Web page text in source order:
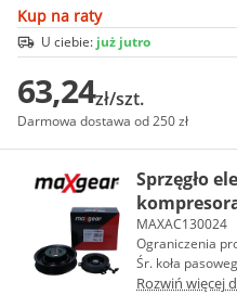
Kup na raty
U ciebie: już jutro
63,24zł/szt.
Darmowa dostawa od 250 zł
Sprzęgło
MAXAC130024
Ograniczenia
Śr. koła
Rozwiń więcej